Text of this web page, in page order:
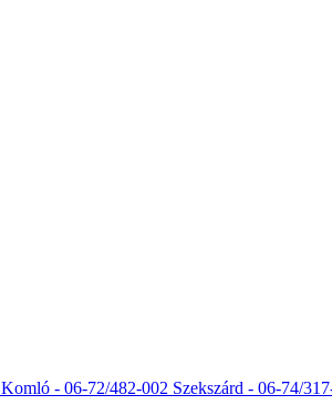
Komló - 06-72/482-002 Szekszárd - 06-74/